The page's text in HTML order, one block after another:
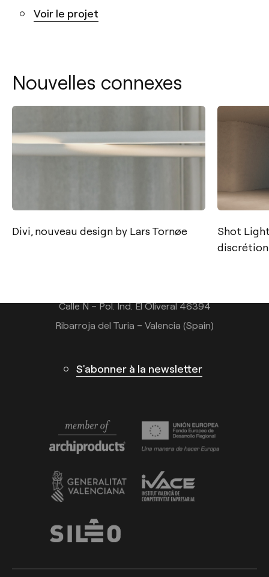
Voir le projet
Nouvelles connexes
Divi, nouveau design by Lars Tornøe
Shot
discrétion
Tel.: +34 961 667 207
Calle N – Pol. Ind. El Oliveral 46394
Ribarroja del Turia – Valencia (Spain)
S'abonner à la newsletter